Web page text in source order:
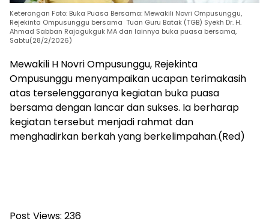
Keterangan Foto: Buka Puasa Bersama: Mewakili Novri Ompusunggu,
Rejekinta Ompusunggu bersama Tuan Guru Batak (TGB) Syekh Dr. H.
Ahmad Sabban Rajagukguk MA dan lainnya buka puasa bersama,
Sabtu(28/2/2026)
Mewakili H Novri Ompusunggu, Rejekinta
Ompusunggu menyampaikan ucapan terimakasih
atas terselenggaranya kegiatan buka puasa
bersama dengan lancar dan sukses. Ia berharap
kegiatan tersebut menjadi rahmat dan
menghadirkan berkah yang berkelimpahan.(Red)
Post Views: 236